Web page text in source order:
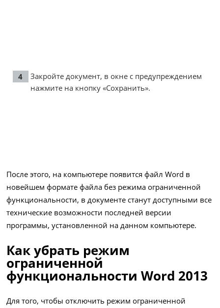
Закройте документ, в окне с предупреждением
нажмите на кнопку «Сохранить».
После этого, на компьютере появится файл Word в
новейшем формате файла без режима ограниченной
функциональности, в документе станут доступными все
технические возможности последней версии
программы, установленной на данном компьютере.
Как убрать режим
ограниченной
функциональности Word 2013
Для того, чтобы отключить режим ограниченной